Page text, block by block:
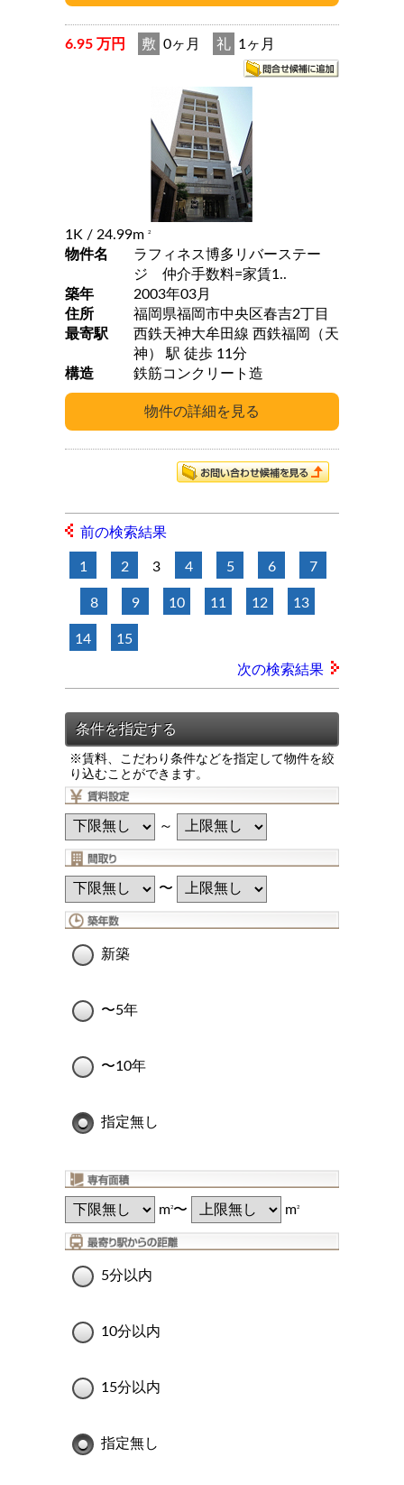
6.95 万円 敷 0ヶ月 礼 1ヶ月
1K / 24.99m 2
物件名
ラフィネス博多リバーステー
ジ 仲介手数料=家賃1..
築年
2003年03月
住所
福岡県福岡市中央区春吉2丁目
最寄駅
西鉄天神大牟田線 西鉄福岡（天
神） 駅 徒歩 11分
構造
鉄筋コンクリート造
前の検索結果
1 2 3 4 5 6 7
8 9 10 11 12 13
14 15
次の検索結果
※賃料、こだわり条件などを指定して物件を絞
り込むことができます。
～
〜
新築
〜5年
〜10年
指定無し
m2〜 m2
5分以内
10分以内
15分以内
指定無し